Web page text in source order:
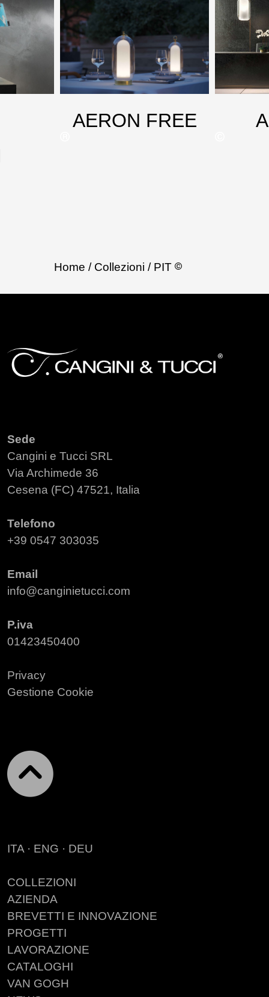
AERON FREE
Home / Collezioni / PIT
Sede
Cangini e Tucci SRL
Via Archimede 36
Cesena (FC) 47521, Italia
Telefono
+39 0547 303035
Email
info@canginietucci.com
P.iva
01423450400
Privacy
Gestione Cookie
ITA · ENG · DEU
COLLEZIONI
AZIENDA
BREVETTI E INNOVAZIONE
PROGETTI
LAVORAZIONE
CATALOGHI
VAN GOGH